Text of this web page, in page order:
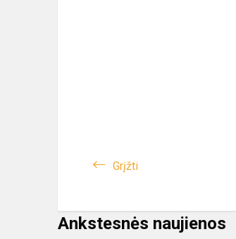
Grįžti
Ankstesnės naujienos